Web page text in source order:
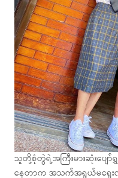
သူတို့စုံတွဲရဲ့အကြီးမားဆုံးပျော်ရွှ
နေတာက အသက်အရွယ်မရွ